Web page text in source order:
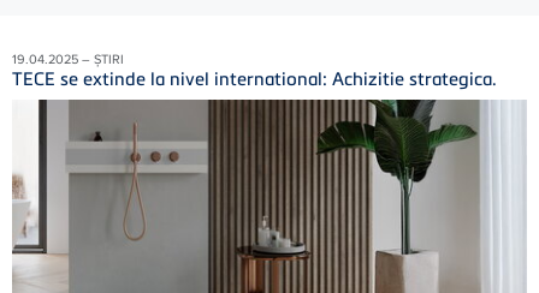
19.04.2025 – ȘTIRI
TECE se extinde la nivel international: Achizitie strategica.